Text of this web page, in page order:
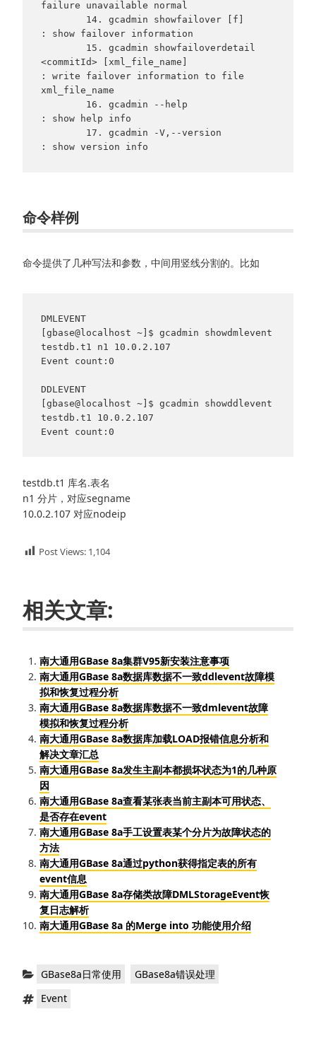
failure unavailable normal
: show failover information
<commitId> [xml_file_name]
: write failover information to file
xml_file_name
: show help info
命令样例
命令提供了几种写法和参数，中间用竖线分割的。比如
DMLEVENT
[gbase@localhost ~]$ gcadmin showdmlevent
testdb.t1 n1 10.0.2.107
Event count:0
DDLEVENT
[gbase@localhost ~]$ gcadmin showddlevent
testdb.t1 10.0.2.107
testdb.t1 库名.表名
n1 分片，对应segname
10.0.2.107 对应nodeip
Post Views: 1,104
相关文章:
南大通用GBase 8a集群V95新安装注意事项
南大通用GBase 8a数据库数据不一致ddlevent故障模
拟和恢复过程分析
南大通用GBase 8a数据库数据不一致dmlevent故障
模拟和恢复过程分析
南大通用GBase 8a数据库加载LOAD报错信息分析和
解决文章汇总
南大通用GBase 8a发生主副本都损坏状态为1的几种原
因
南大通用GBase 8a查看某张表当前主副本可用状态、
是否存在event
南大通用GBase 8a手工设置表某个分片为故障状态的
方法
南大通用GBase 8a通过python获得指定表的所有
event信息
南大通用GBase 8a存储类故障DMLStorageEvent恢
复日志解析
南大通用GBase 8a 的Merge into 功能使用介绍
分
GBase8a日常使用 ，GBase8a错误处理
标
签：
Event